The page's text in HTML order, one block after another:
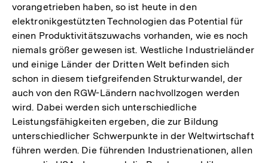
vorangetrieben haben, so ist heute in den
elektronikgestützten Technologien das Potential für
einen Produktivitätszuwachs vorhanden, wie es noch
niemals größer gewesen ist. Westliche Industrieländer
und einige Länder der Dritten Welt befinden sich
schon in diesem tiefgreifenden Strukturwandel, der
auch von den RGW-Ländern nachvollzogen werden
wird. Dabei werden sich unterschiedliche
Leistungsfähigkeiten ergeben, die zur Bildung
unterschiedlicher Schwerpunkte in der Weltwirtschaft
führen werden. Die führenden Industrienationen, allen